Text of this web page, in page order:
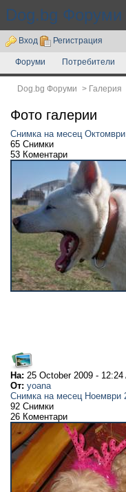
Dog.bg Форуми
Вход Регистрация
Форуми Потребители
Dog.bg Форуми > Галерия
Фото галерии
Снимка на месец
65 Снимки
53 Коментари
На: 25 October 2009 - 12:24
От: yoana
Снимка на месец Ноември
92 Снимки
26 Коментари